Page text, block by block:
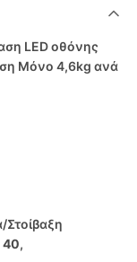
LED οθόνης
Μόνο 4,6kg ανά
40,